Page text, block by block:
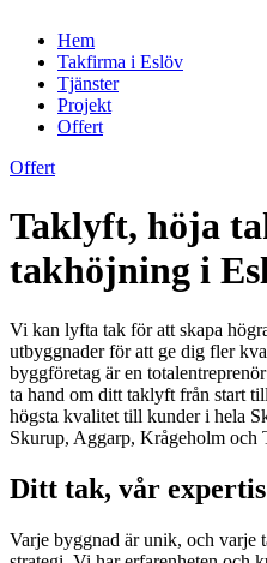
Hem
Takfirma i Eslöv
Tjänster
Projekt
Offert
Offert
Taklyft, höja
takhöjning i
Vi kan lyfta tak för att skapa
utbyggnader för att ge dig fler
byggföretag är en
ta hand om ditt taklyft från start
högsta kvalitet till kunder i hela
Skurup, Aggarp, Krågeholm och
Ditt tak, vår expertis
Varje byggnad är unik, och varje